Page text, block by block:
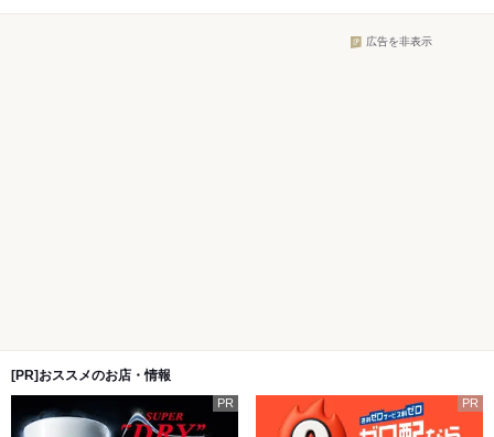
広告を非表示
[PR]おススメのお店・情報
PR PR